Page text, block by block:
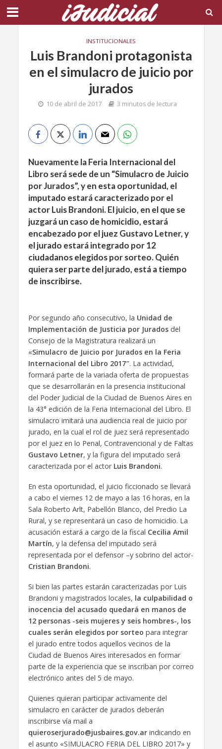
INSTITUCIONALES
Luis Brandoni protagonista
en el simulacro de juicio por
jurados
10 de abril de 2017 3 minutos de lectura
Nuevamente la Feria Internacional del
Libro será sede de un “Simulacro de Juicio
por Jurados”, y en esta oportunidad, el
imputado estará caracterizado por el
actor Luis Brandoni. El juicio, en el que se
juzgará un caso de homicidio, estará
encabezado por el juez Gustavo Letner, y
el jurado estará integrado por 12
ciudadanos elegidos por sorteo. Quién
quiera ser parte del jurado, está a tiempo
de inscribirse.
Por segundo año consecutivo, la Unidad de
Implementación de Justicia por Juradosdel
Consejo de la Magistratura realizará un
«Simulacro de Juicio por Jurados en la Feria
Internacional del Libro 2017″. La actividad,
formará parte de la variada oferta de propuestas
que se desarrollarán en la presencia institucional
del Poder Judicial de la Ciudad de Buenos Aires en
la 43° edición de la Feria Internacional del Libro. El
simulacro imitará una audiencia real de juicio por
jurado, en la cual el rol de juez será representado
por el juez en lo Penal, Contravencional y de Faltas
Gustavo Letner, y la figura del imputado será
caracterizada por el actor Luis Brandoni.
En esta oportunidad, el juicio ficcionado se llevará
a cabo el viernes 12 de mayo a las 16 horas, en la
Sala Roberto Arlt, Pabellón Blanco, del Predio La
Rural, y se representará un caso de homicidio. La
acusación estará a cargo de la fiscal Cecilia Amil
Martín, y la defensa del imputado será
representada por el defensor –y sobrino del actor-
Cristian Brandoni.
Si bien las partes estarán caracterizadas por Luis
Brandoni y magistrados locales, la culpabilidad o
inocencia del acusado quedará en manos de
12 personas -seis mujeres y seis hombres-, los
cuales serán elegidos por sorteo para integrar
el jurado entre todos aquellos vecinos de la
Ciudad de Buenos Aires interesados en formar
parte de la experiencia que se inscriban por correo
electrónico antes del 5 de mayo.
Quienes quieran participar activamente del
simulacro en carácter de jurados deberán
inscribirse vía mail a
quieroserjurado@jusbaires.gov.arindicando en
el asunto «SIMULACRO FERIA DEL LIBRO 2017» y